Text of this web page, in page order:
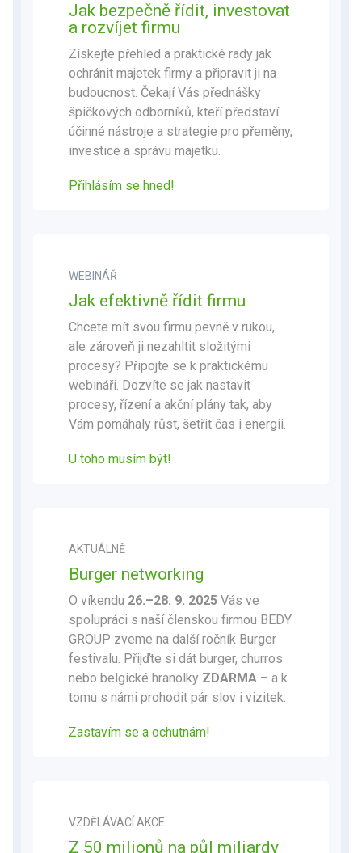
Jak bezpečně řídit, investovat
a rozvíjet firmu
Získejte přehled a praktické rady jak
ochránit majetek firmy a připravit ji na
budoucnost. Čekají Vás přednášky
špičkových odborníků, kteří představí
účinné nástroje a strategie pro přeměny,
investice a správu majetku.
Přihlásím se hned!
WEBINÁŘ
Jak efektivně řídit firmu
Chcete mít svou firmu pevně v rukou,
ale zároveň ji nezahltit složitými
procesy? Připojte se k praktickému
webináři. Dozvíte se jak nastavit
procesy, řízení a akční plány tak, aby
Vám pomáhaly růst, šetřit čas i energii.
U toho musím být!
AKTUÁLNĚ
Burger networking
O víkendu 26.–28. 9. 2025 Vás ve
spolupráci s naší členskou firmou BEDY
GROUP zveme na další ročník Burger
festivalu. Přijďte si dát burger, churros
nebo belgické hranolky ZDARMA – a k
tomu s námi prohodit pár slov i vizitek.
Zastavím se a ochutnám!
VZDĚLÁVACÍ AKCE
Z 50 milionů na půl miliardy